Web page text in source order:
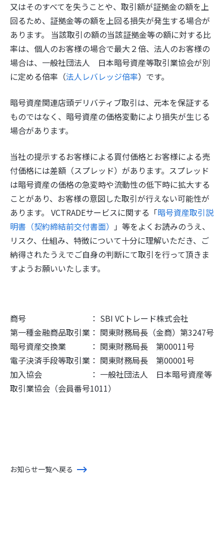
又はそのすべてを失うことや、取引額が証拠金の額を上
回るため、証拠金等の額を上回る損失が発生する場合が
あります。 当該取引の額の当該証拠金等の額に対する比
率は、個人のお客様の場合で最大２倍、法人のお客様の
場合は、一般社団法人 日本暗号資産等取引業協会が別
に定める倍率（法人レバレッジ倍率）です。
暗号資産関連店頭デリバティブ取引は、元本を保証する
ものではなく、暗号資産の価格変動により損失が生じる
場合があります。
当社の提示するお客様による買付価格とお客様による売
付価格には差額（スプレッド）があります。スプレッド
は暗号資産の価格の急変時や流動性の低下時に拡大する
ことがあり、お客様の意図した取引が行えない可能性が
あります。 VCTRADEサービスに関する「暗号資産取引説
明書（契約締結前交付書面）
」等をよくお読みのうえ、
リスク、仕組み、特徴について十分に理解いただき、ご
納得されたうえでご自身の判断にて取引を行って頂きま
すようお願いいたします。
商号 ： SBI VCトレード株式会社
第一種金融商品取引業： 関東財務局長（金商）第3247号
暗号資産交換業 ： 関東財務局長 第00011号
電子決済手段等取引業： 関東財務局長 第00001号
加入協会 ： 一般社団法人 日本暗号資産等
取引業協会（会員番号1011）
お知らせ一覧へ戻る